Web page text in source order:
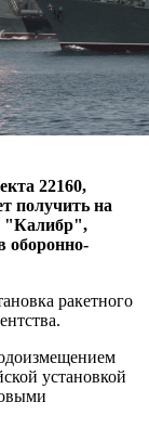
22160,
получить на
"Калибр",
оборонно-
ракетного
установкой